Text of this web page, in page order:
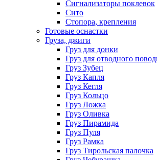
Сигнализаторы поклевок
Сито
Стопора, крепления
Готовые оснастки
Груза, джиги
Груз для донки
Груз для отводного
Груз Зубец
Груз Капля
Груз Кегля
Груз Кольцо
Груз Ложка
Груз Оливка
Груз Пирамида
Груз Пуля
Груз Рамка
Груз Тирольская палочка